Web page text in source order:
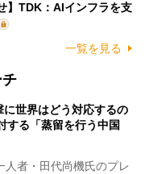
】TDK：AIインフラを支
一覧を見る
世界はどう対応するの
る「蒸留を行う中国
者・田代尚機氏のプレ